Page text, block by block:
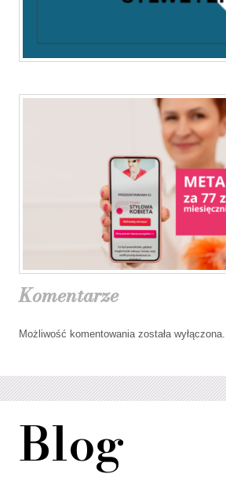
Komentarze
Możliwość komentowania została wyłączona.
Blog